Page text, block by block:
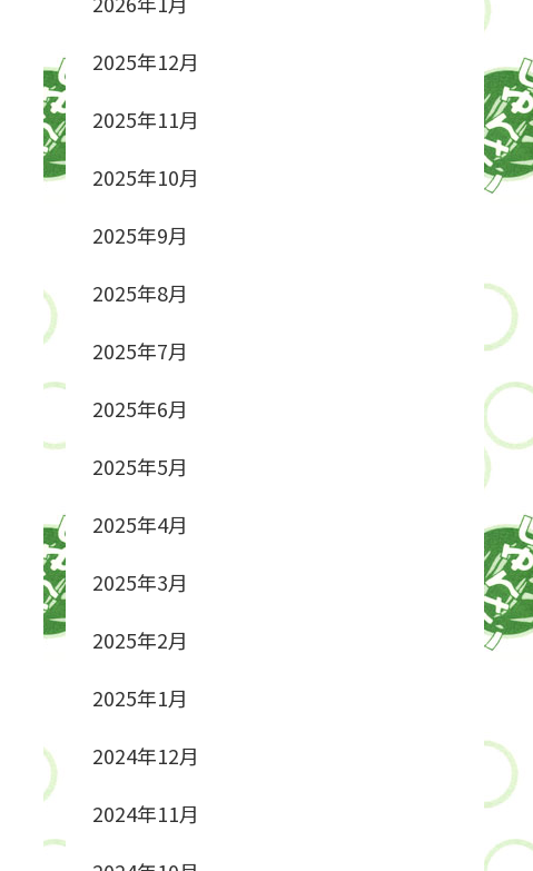
2025年12月
2025年11月
2025年10月
2025年9月
2025年8月
2025年7月
2025年6月
2025年5月
2025年4月
2025年3月
2025年2月
2025年1月
2024年12月
2024年11月